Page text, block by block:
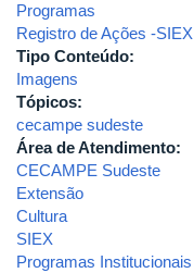
Programas
Registro de Ações -SIEX
Tipo Conteúdo:
Imagens
Tópicos:
cecampe sudeste
Área de Atendimento:
CECAMPE Sudeste
Extensão
Cultura
SIEX
Programas Institucionais